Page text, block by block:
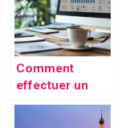
Comment
effectuer un
calcul de TVA
précis grâce à